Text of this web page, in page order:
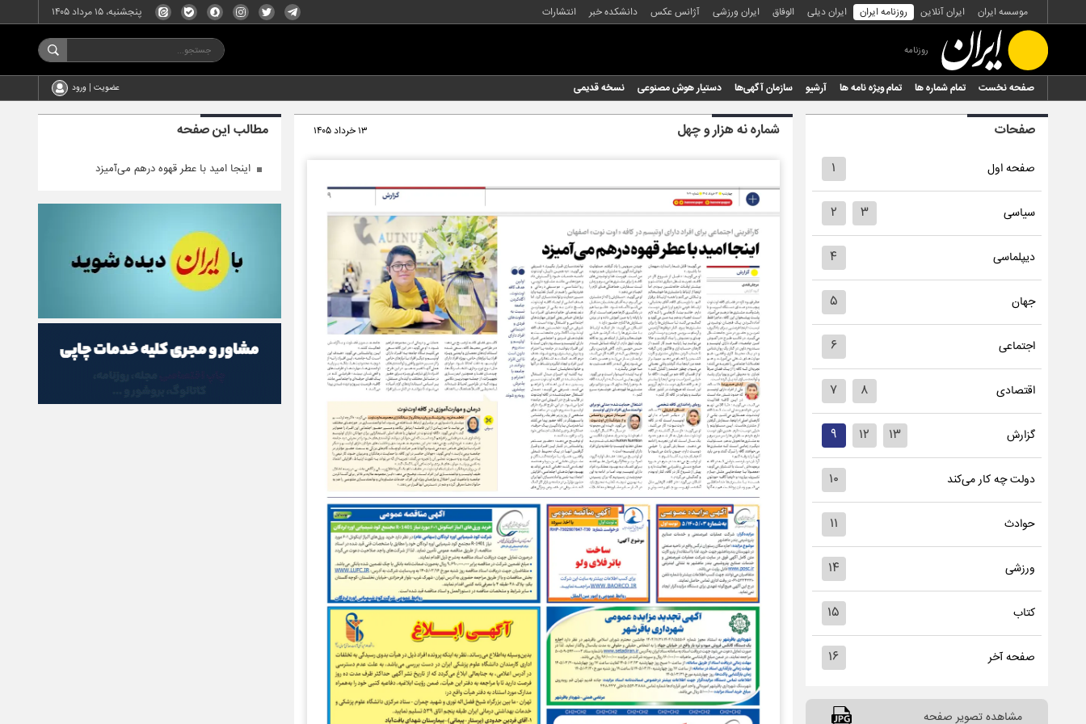
موسسه ایران ایران آنلاین روزنامه ایران ایران دیلی الوفاق ایران ورزشی آژانس عکس دانشکده خبر انتشارات پنجشنبه، ۱۵ مرداد ۱۴۰۵
روزنامه
صفحه نخست تمام شماره ها تمام ویژه نامه ها آرشیو سازمان آگهی‌ها دستیار هوش مصنوعی نسخه قدیمی عضویت | ورود
صفحات
صفحه اول ۱
سیاسی ۲ ۳
دیپلماسی ۴
جهان ۵
اجتماعی ۶
اقتصادی ۷ ۸
گزارش ۹ ۱۲ ۱۳
دولت چه کار می‌کند ۱۰
حوادث ۱۱
ورزشی ۱۴
کتاب ۱۵
صفحه آخر ۱۶
مشاهده تصویر صفحه
شماره نه هزار و چهل ۱۳ خرداد ۱۴۰۵ مطالب این صفحه
اینجا امید با عطر قهوه درهم می‌آمیزد